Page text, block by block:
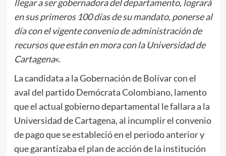
llegar a ser gobernadora del departamento, logrará
en sus primeros 100 días de su mandato, ponerse al
día con el vigente convenio de administración de
recursos que están en mora con la Universidad de
Cartagena«.
La candidata a la Gobernación de Bolívar con el
aval del partido Demócrata Colombiano, lamento
que el actual gobierno departamental le fallara a la
Universidad de Cartagena, al incumplir el convenio
de pago que se estableció en el periodo anterior y
que garantizaba el plan de acción de la institución